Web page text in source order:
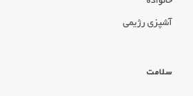
آشپزی رژیمی
سلامت